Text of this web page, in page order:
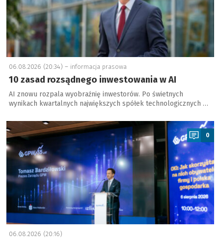
06.08.2026 (20:34) – informacja prasowa
10 zasad rozsądnego inwestowania w AI
AI znowu rozpala wyobraźnię inwestorów. Po świetnych
wynikach kwartalnych największych spółek technologicznych …
a
0
06.08.2026 (20:16)